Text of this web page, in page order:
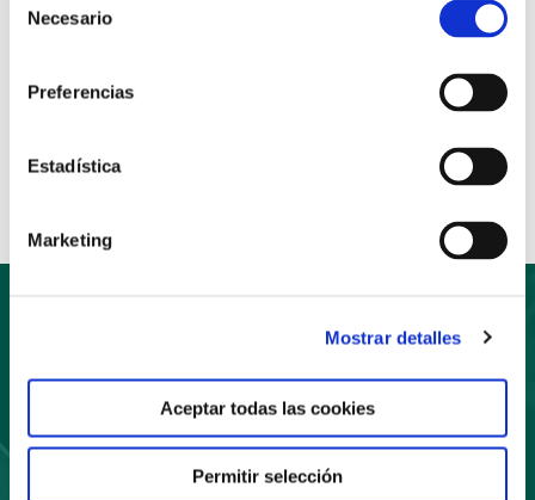
Necesario
Preferencias
Estadística
Marketing
Mostrar detalles
Aceptar todas las cookies
Permitir selección
Siguiente
Compartir:
Suscríbete
a nuestro boletín